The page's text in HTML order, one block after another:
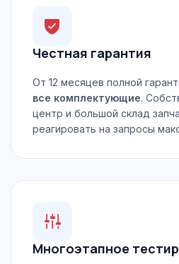
Честная гарантия
От 12 месяцев полной
все комплектующие.
центр и большой склад
реагировать на запросы
Многоэтапное